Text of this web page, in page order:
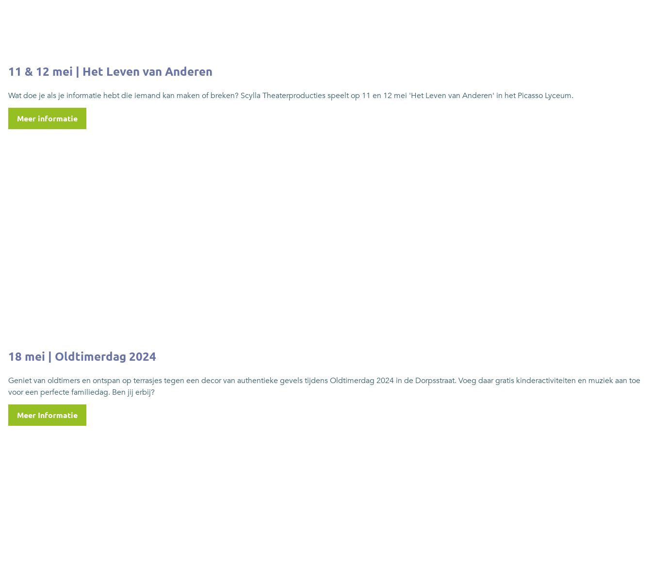
11 & 12 mei | Het Leven van Anderen
Wat doe je als je informatie hebt die iemand kan maken of breken? Scylla Theaterproducties speelt op 11 en 12 mei 'Het Leven van Anderen' in het Picasso Lyceum.
Meer informatie
18 mei | Oldtimerdag 2024
Geniet van oldtimers en ontspan op terrasjes tegen een decor van authentieke gevels tijdens Oldtimerdag 2024 in de Dorpsstraat. Voeg daar gratis kinderactiviteiten en muziek aan toe
voor een perfecte familiedag. Ben jij erbij?
Meer Informatie